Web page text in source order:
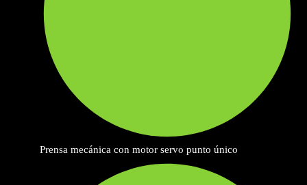
Prensa mecánica con motor servo punto único